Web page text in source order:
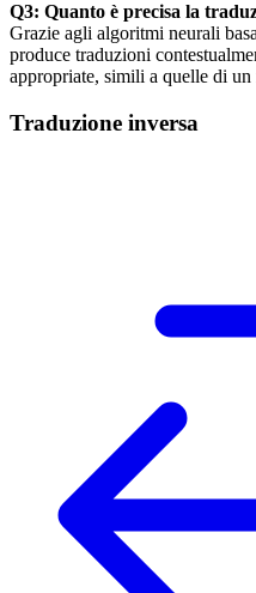
Q3: Quanto è precisa la
Grazie agli algoritmi neurali
produce traduzioni
appropriate, simili a quelle di un
Traduzione inversa